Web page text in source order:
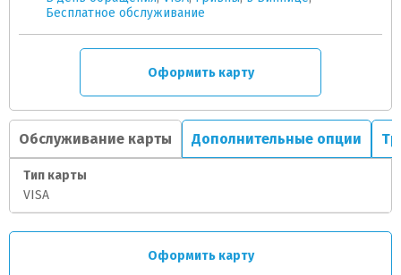
Бесплатное обслуживание
Оформить карту
Обслуживание карты Дополнительные опции
Тип карты
VISA
Оформить карту